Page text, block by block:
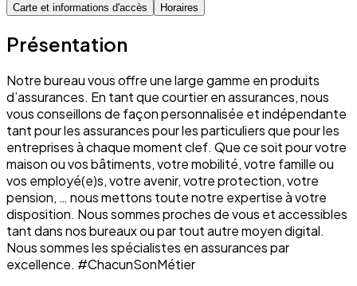
Carte et informations d'accès
Horaires
Présentation
Notre bureau vous offre une large gamme en produits
d’assurances. En tant que courtier en assurances, nous
vous conseillons de façon personnalisée et indépendante
tant pour les assurances pour les particuliers que pour les
entreprises à chaque moment clef. Que ce soit pour votre
maison ou vos bâtiments, votre mobilité, votre famille ou
vos employé(e)s, votre avenir, votre protection, votre
pension, … nous mettons toute notre expertise à votre
disposition. Nous sommes proches de vous et accessibles
tant dans nos bureaux ou par tout autre moyen digital.
Nous sommes les spécialistes en assurances par
excellence. #ChacunSonMétier